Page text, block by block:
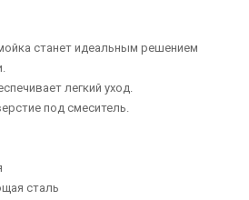
станет идеальным решением
легкий уход.
под смеситель.
сталь